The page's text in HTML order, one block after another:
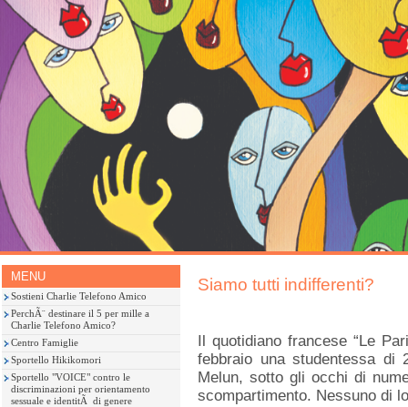
MENU
Sostieni Charlie Telefono Amico
PerchÃ¨ destinare il 5 per mille a
Charlie Telefono Amico?
Centro Famiglie
Sportello Hikikomori
Sportello "VOICE" contro le
discriminazioni per orientamento
sessuale e identitÃ di genere
Siamo tutti indifferenti?
Il quotidiano francese “Le
febbraio una studentessa di
Melun, sotto gli occhi di
scompartimento. Nessuno di